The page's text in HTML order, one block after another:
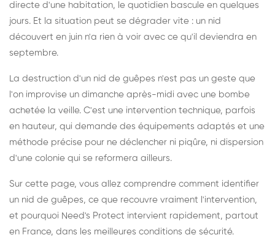
directe d'une habitation, le quotidien bascule en quelques
jours. Et la situation peut se dégrader vite : un nid
découvert en juin n'a rien à voir avec ce qu'il deviendra en
septembre.
La destruction d'un nid de guêpes n'est pas un geste que
l'on improvise un dimanche après-midi avec une bombe
achetée la veille. C'est une intervention technique, parfois
en hauteur, qui demande des équipements adaptés et une
méthode précise pour ne déclencher ni piqûre, ni dispersion
d'une colonie qui se reformera ailleurs.
Sur cette page, vous allez comprendre comment identifier
un nid de guêpes, ce que recouvre vraiment l'intervention,
et pourquoi Need's Protect intervient rapidement, partout
en France, dans les meilleures conditions de sécurité.